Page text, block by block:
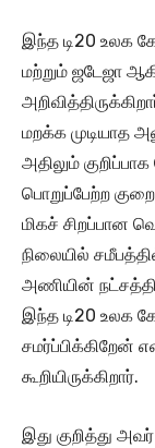
இந்த டி20 உலக
மற்றும் ஜடேஜா
மறக்க முடியாத
அதிலும்
பொறுப்பேற்ற
மிகச் சிறப்பான
நிலையில்
அணியின்
இந்த டி20 உலக
சமர்ப்பிக்கிறேன்
கூறியிருக்கிறார்.
இது குறித்து